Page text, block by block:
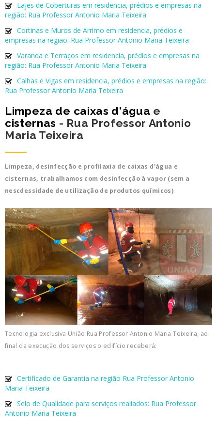
Lajes de Coberturas em residencia, prédios e empresas na
região: Rua Professor Antonio Maria Teixeira
Cortinas e Muros de Arrimo em residencia, prédios e
empresas na região: Rua Professor Antonio Maria Teixeira
Varanda e Terraços em residencia, prédios e empresas na
região: Rua Professor Antonio Maria Teixeira
Calhas e Vigas em residencia, prédios e empresas na região:
Rua Professor Antonio Maria Teixeira
Limpeza de caixas d'água e
cisternas - Rua Professor Antonio
Maria Teixeira
Limpeza, desinfecção e profilaxia de caixas d'água e
cisternas, trabalhamos com desinfecção à vapor (sem a
nescdessidade de utilização de produtos químicos).
Tecnologia exclusiva União Rua Professor Antonio Maria Teixeira, ao
final da execução dos serviços o edifício receberá:
Certificado de Garantia na região Rua Professor Antonio
Maria Teixeira
Selo de Qualidade para serviços realiados: Rua Professor
Antonio Maria Teixeira